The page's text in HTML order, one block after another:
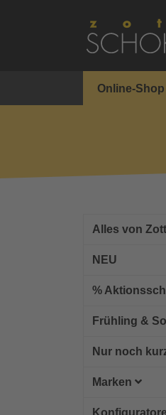
Online-Shop
Alles von
NEU
%
Frühling &
Nur noch
Marken